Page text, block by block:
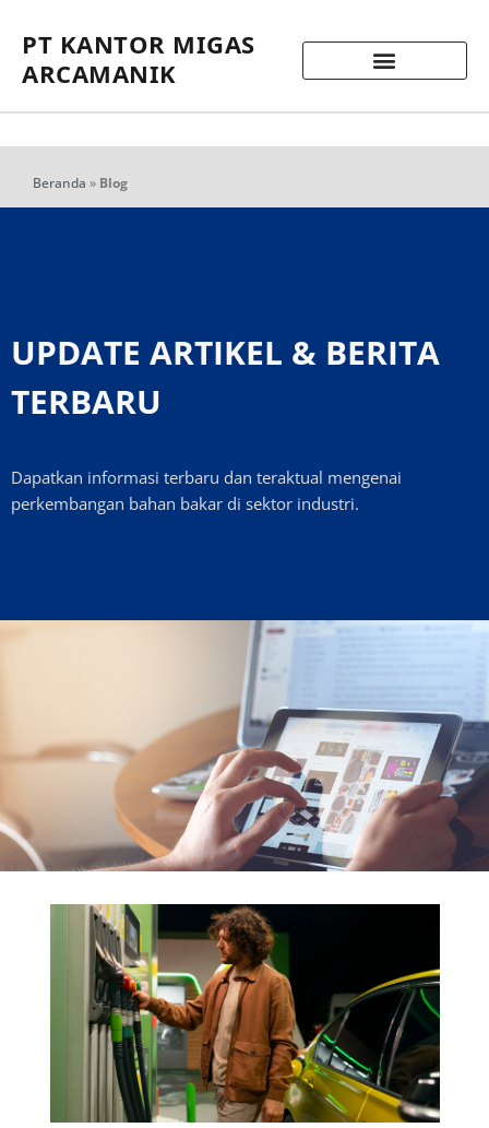
PT KANTOR MIGAS
ARCAMANIK
Beranda » Blog
UPDATE ARTIKEL & BERITA
TERBARU
Dapatkan informasi terbaru dan teraktual mengenai
perkembangan bahan bakar di sektor industri.